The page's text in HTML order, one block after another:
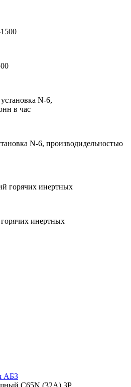
N-6, производидельностью
инертных
АБЗ
C65N (32A) 3P